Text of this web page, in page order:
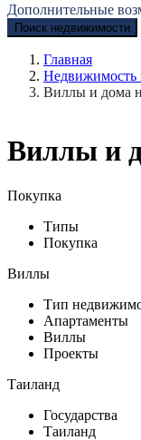
Дополнительные
Поиск недвижимости
Главная
Недвижимость
Виллы и дома
Виллы и
Покупка
Типы
Покупка
Виллы
Тип
Апартаменты
Виллы
Проекты
Таиланд
Государства
Таиланд